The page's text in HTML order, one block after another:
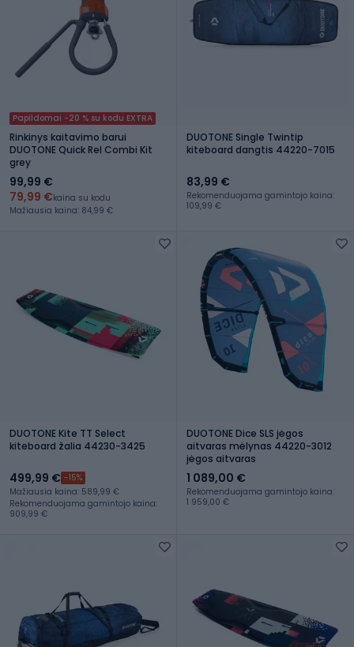
Papildomai -20 % su kodu EXTRA
Rinkinys kaitavimo barui
DUOTONE Quick Rel Combi Kit
grey
99,99 €
79,99 €kaina su kodu
Mažiausia kaina: 84,99 €
DUOTONE Single Twintip
kiteboard dangtis 44220-7015
83,99 €
Rekomenduojama gamintojo kaina:
109,99 €
DUOTONE Kite TT Select
kiteboard žalia 44230-3425
499,99 € -15%
Mažiausia kaina: 589,99 €
Rekomenduojama gamintojo kaina:
909,99 €
DUOTONE Dice SLS jėgos
aitvaras mėlynas 44220-3012
jėgos aitvaras
1 089,00 €
Rekomenduojama gamintojo kaina:
1 959,00 €